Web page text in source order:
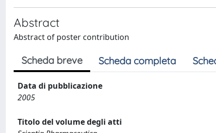
Abstract
Abstract of poster contribution
Scheda breve Scheda completa
Data di pubblicazione
2005
Titolo del volume degli atti